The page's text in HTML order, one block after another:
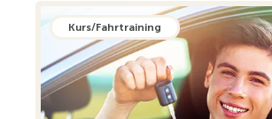
Kurs/Fahrtraining